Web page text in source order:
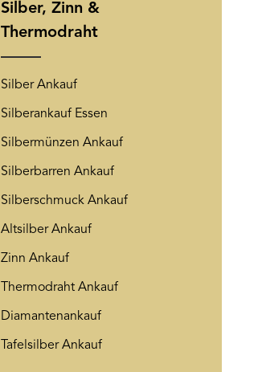
Silber, Zinn &
Thermodraht
Silber Ankauf
Silberankauf Essen
Silbermünzen Ankauf
Silberbarren Ankauf
Silberschmuck Ankauf
Altsilber Ankauf
Zinn Ankauf
Thermodraht Ankauf
Diamantenankauf
Tafelsilber Ankauf